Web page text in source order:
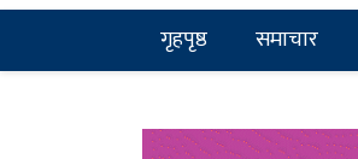
गृहपृष्ठ समाचार